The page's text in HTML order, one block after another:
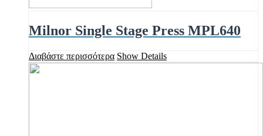
Milnor Single Stage Press MPL640
Διαβάστε περισσότερα Show Details